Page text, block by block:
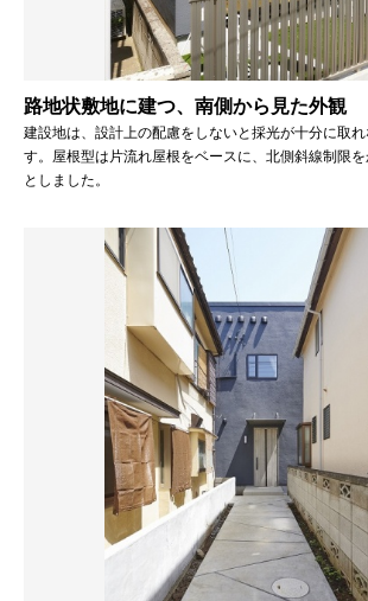
路地状敷地に建つ、南側から見た外観
建設地は、設計上の配慮をしないと採光が十分に取
す。屋根型は片流れ屋根をベースに、北側斜線制限
としました。